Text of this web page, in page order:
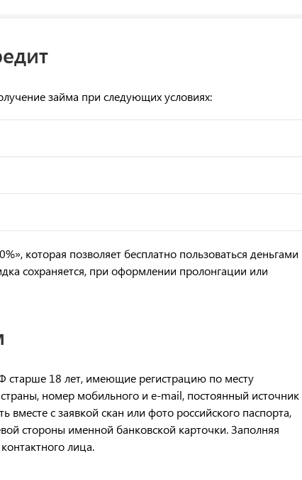
займа при следующих условиях:
которая позволяет бесплатно пользоваться деньгами
сохраняется, при оформлении пролонгации или
старше 18 лет, имеющие регистрацию по месту
номер мобильного и e-mail, постоянный источник
вместе с заявкой скан или фото российского паспорта,
стороны именной банковской карточки. Заполняя
лица.